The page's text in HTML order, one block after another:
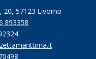
20, 57123 Livorno
893358